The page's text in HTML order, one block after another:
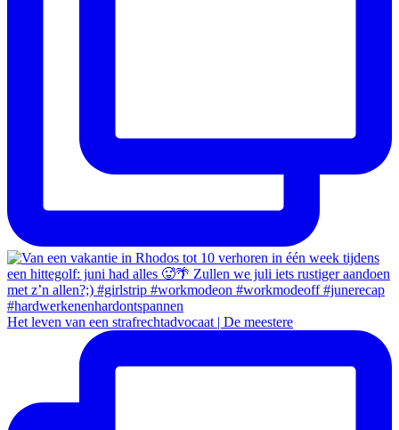
Het leven van een strafrechtadvocaat | De meestere